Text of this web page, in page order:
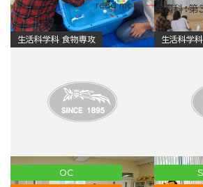
read more 保育科：第
生活科学科 食物専攻
OC
生活科学